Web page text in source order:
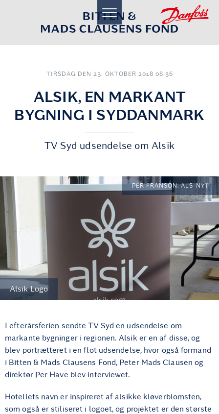
toggle
navigation
TIRSDAG DEN 23. OKTOBER 2018 08.36
ALSIK, EN MARKANT
BYGNING I SYDDANMARK
TV Syd udsendelse om Alsik
Alsik Logo
PER FRANSON, ALS-NYT
I efterårsferien sendte TV Syd en udsendelse om
markante bygninger i regionen. Alsik er en af disse, og
blev portrætteret i en flot udsendelse, hvor også formand
i Bitten & Mads Clausens Fond, Peter Mads Clausen og
direktør Per Have blev interviewet.
Hotellets navn er inspireret af alsikke kløverblomsten,
som også er stiliseret i logoet, og projektet er den største